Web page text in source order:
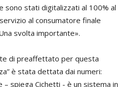
sono stati digitalizzati al 100% al
al consumatore finale
svolta importante».
di preaffettato per questa
è stata dettata dai numeri:
– spiega Cichetti - è un sistema in